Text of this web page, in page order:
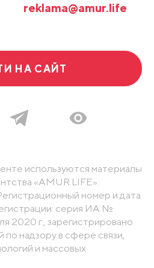
reklama@amur.life
НА САЙТ
используются материалы
«AMUR.LIFE».
номер и дата
серия ИА №
2020 г., зарегистрировано
надзору в сфере связи,
и массовых